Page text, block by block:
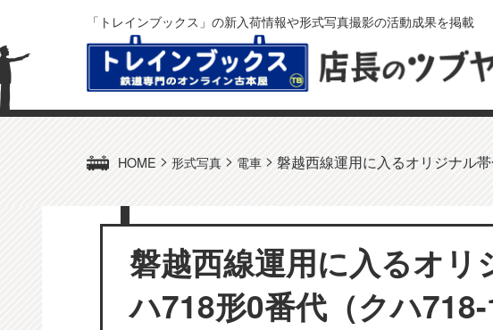
「トレインブックス」の新入荷情報や形式写真撮影の活動成果を掲載
HOME > 形式写真 > 電車 > 磐越西線運用に入るオリジナル
磐越西線運用に入るオリ
ハ718形0番代（クハ718-